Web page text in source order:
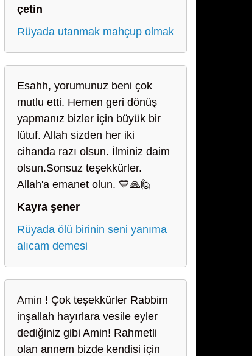
çetin
Rüyada utanmak mahçup olmak
Esahh, yorumunuz beni çok
mutlu etti. Hemen geri dönüş
yapmanız bizler için büyük bir
lütuf. Allah sizden her iki
cihanda razı olsun. İlminiz daim
olsun.Sonsuz teşekkürler.
Allah'a emanet olun. 💙🙏🙋
Kayra şener
Rüyada ölü birinin seni yanıma
alıcam demesi
Amin ! Çok teşekkürler Rabbim
inşallah hayırlara vesile eyler
dediğiniz gibi Amin! Rahmetli
olan annem bizde kendisi için